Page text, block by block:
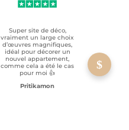
Super site de déco,
vraiment un large choix
d’œuvres magnifiques,
idéal pour décorer un
nouvel appartement,
comme cela a été le cas
pour moi 👍
Pritikamon